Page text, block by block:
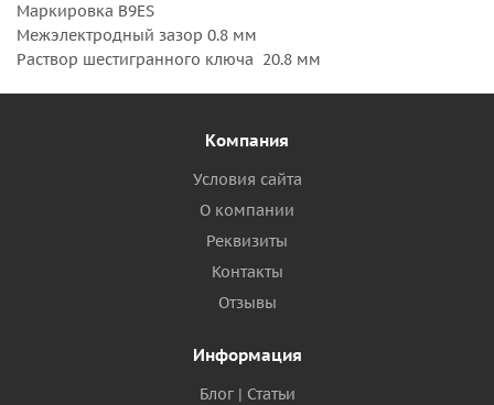
Маркировка B9ES
Межэлектродный зазор 0.8 мм
Раствор шестигранного ключа 20.8 мм
Компания
Условия сайта
О компании
Реквизиты
Контакты
Отзывы
Информация
Блог | Статьи